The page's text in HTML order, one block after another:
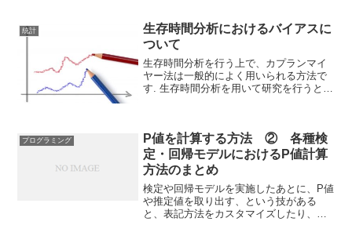
立...
統計
生存時間分析におけるバイアスに
ついて
生存時間分析を行う上で、カプランマイ
ヤー法は一般的によく用いられる方法で
す. 生存時間分析を用いて研究を行うと
かの理由に基づく打...
プログラミング
P値を計算する方法 ② 各種検
定・回帰モデルにおけるP値計算
方法のまとめ
検定や回帰モデルを実施したあとに、P値
や推定値を取り出す、という技がある
と、表記方法をカスタマイズしたり、結